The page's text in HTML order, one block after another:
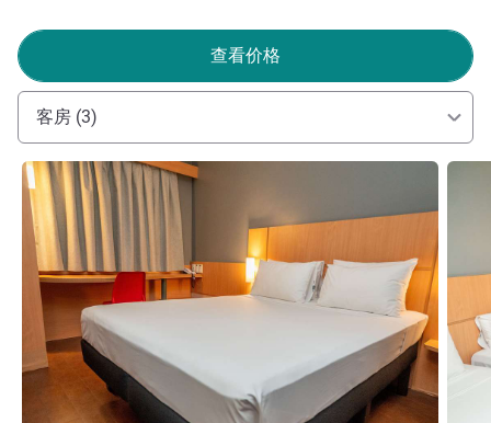
查看价格
客房 (3)
请参阅详情 请参